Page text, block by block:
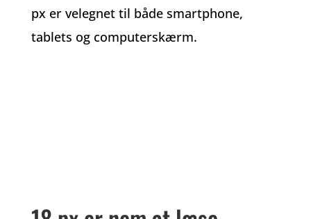
px er velegnet til både smartphone,
tablets og computerskærm.